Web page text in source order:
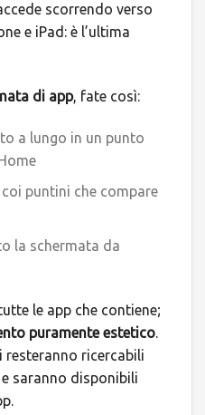
scorrendo verso
e iPad: è l’ultima
di app, fate così:
a lungo in un punto
puntini che compare
la schermata da
le app che contiene;
puramente estetico.
ricercabili
saranno disponibili